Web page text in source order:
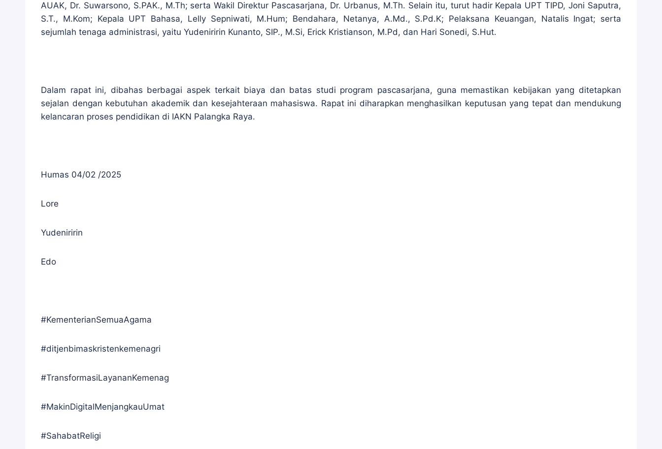
AUAK, Dr. Suwarsono, S.PAK., M.Th; serta Wakil Direktur Pascasarjana, Dr. Urbanus, M.Th. Selain itu, turut hadir Kepala UPT TIPD, Joni Saputra,
S.T., M.Kom; Kepala UPT Bahasa, Lelly Sepniwati, M.Hum; Bendahara, Netanya, A.Md., S.Pd.K; Pelaksana Keuangan, Natalis Ingat; serta
sejumlah tenaga administrasi, yaitu Yudeniririn Kunanto, SIP., M.Si, Erick Kristianson, M.Pd, dan Hari Sonedi, S.Hut.
Dalam rapat ini, dibahas berbagai aspek terkait biaya dan batas studi program pascasarjana, guna memastikan kebijakan yang ditetapkan
sejalan dengan kebutuhan akademik dan kesejahteraan mahasiswa. Rapat ini diharapkan menghasilkan keputusan yang tepat dan mendukung
kelancaran proses pendidikan di IAKN Palangka Raya.
Humas 04/02 /2025
Lore
Yudeniririn
Edo
#KementerianSemuaAgama
#ditjenbimaskristenkemenagri
#TransformasiLayananKemenag
#MakinDigitalMenjangkauUmat
#SahabatReligi